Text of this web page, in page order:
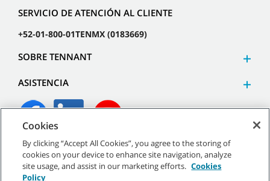
SERVICIO DE ATENCIÓN AL CLIENTE
+52-01-800-01TENMX (0183669)
SOBRE TENNANT
ASISTENCIA
2026 Tennant Company. Todos los derechos reservados.
Cookies
By clicking “Accept All Cookies”, you agree to the storing of
cookies on your device to enhance site navigation, analyze
site usage, and assist in our marketing efforts. Cookies
Policy